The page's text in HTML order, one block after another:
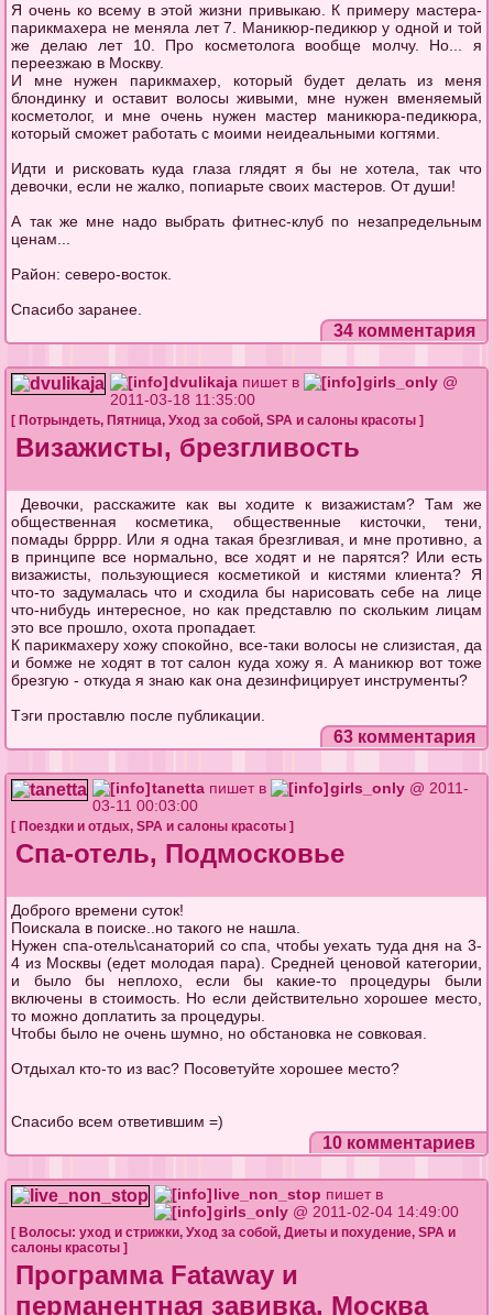
Я очень ко всему в этой жизни привыкаю. К примеру мастера-
парикмахера не меняла лет 7. Маникюр-педикюр у одной и той
же делаю лет 10. Про косметолога вообще молчу. Но... я
переезжаю в Москву.
И мне нужен парикмахер, который будет делать из меня
блондинку и оставит волосы живыми, мне нужен вменяемый
косметолог, и мне очень нужен мастер маникюра-педикюра,
который сможет работать с моими неидеальными когтями.
Идти и рисковать куда глаза глядят я бы не хотела, так что
девочки, если не жалко, попиарьте своих мастеров. От души!
А так же мне надо выбрать фитнес-клуб по незапредельным
ценам...
Район: северо-восток.
Спасибо заранее.
34 комментария
dvulikaja пишет в girls_only @
2011-03-18 11:35:00
[ Потрындеть, Пятница,Уход за собой,SPA и салоны красоты ]
Визажисты, брезгливость
Девочки, расскажите как вы ходите к визажистам? Там же
общественная косметика, общественные кисточки, тени,
помады брррр. Или я одна такая брезгливая, и мне противно, а
в принципе все нормально, все ходят и не парятся? Или есть
визажисты, пользующиеся косметикой и кистями клиента? Я
что-то задумалась что и сходила бы нарисовать себе на лице
что-нибудь интересное, но как представлю по скольким лицам
это все прошло, охота пропадает.
К парикмахеру хожу спокойно, все-таки волосы не слизистая, да
и бомже не ходят в тот салон куда хожу я. А маникюр вот тоже
брезгую - откуда я знаю как она дезинфицирует инструменты?
Тэги проставлю после публикации.
63 комментария
tanetta пишет в girls_only @ 2011-
03-11 00:03:00
[ Поездки и отдых,SPA и салоны красоты ]
Спа-отель, Подмосковье
Доброго времени суток!
Поискала в поиске..но такого не нашла.
Нужен спа-отель\санаторий со спа, чтобы уехать туда дня на 3-
4 из Москвы (едет молодая пара). Средней ценовой категории,
и было бы неплохо, если бы какие-то процедуры были
включены в стоимость. Но если действительно хорошее место,
то можно доплатить за процедуры.
Чтобы было не очень шумно, но обстановка не совковая.
Отдыхал кто-то из вас? Посоветуйте хорошее место?
Спасибо всем ответившим =)
10 комментариев
live_non_stop пишет в
girls_only @ 2011-02-04 14:49:00
[ Волосы: уход и стрижки,Уход за собой,Диеты и похудение,SPA и
салоны красоты ]
Программа Fataway и
перманентная завивка. Москва